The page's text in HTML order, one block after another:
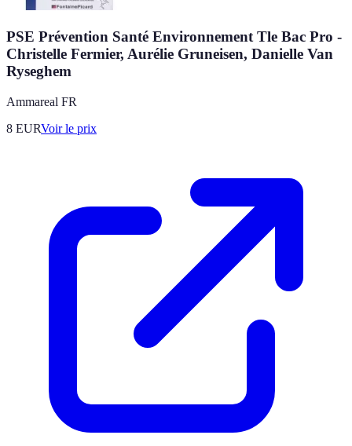
PSE Prévention Santé Environnement Tle Bac Pro -
Christelle Fermier, Aurélie Gruneisen, Danielle Van
Ryseghem
Ammareal FR
8 EURVoir le prix